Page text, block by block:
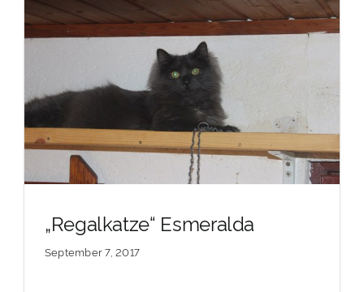
„Regalkatze“ Esmeralda
September 7, 2017